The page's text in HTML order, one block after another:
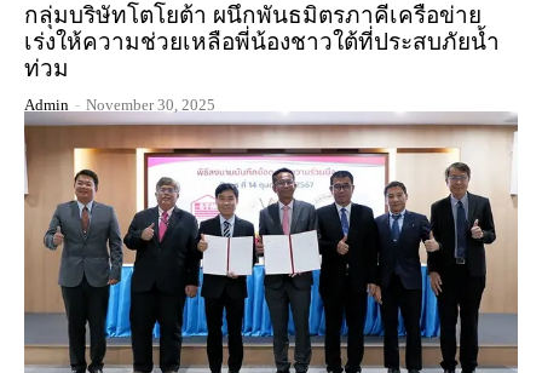
กลุ่มบริษัทโตโยต้า ผนึกพันธมิตรภาคีเครือข่าย
เร่งให้ความช่วยเหลือพี่น้องชาวใต้ที่ประสบภัยน้ำ
ท่วม
Admin - November 30, 2025